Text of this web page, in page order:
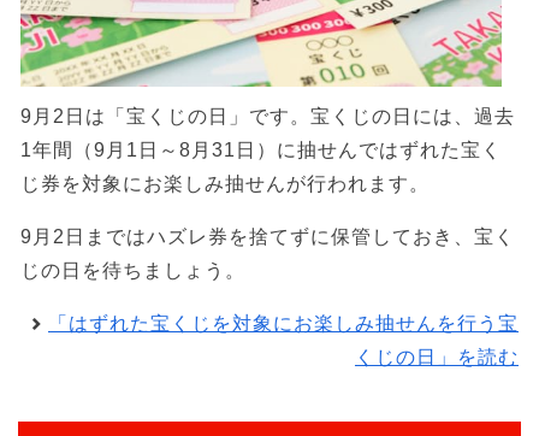
9月2日は「宝くじの日」です。宝くじの日には、過去
1年間（9月1日～8月31日）に抽せんではずれた宝く
じ券を対象にお楽しみ抽せんが行われます。
9月2日まではハズレ券を捨てずに保管しておき、宝く
じの日を待ちましょう。
「はずれた宝くじを対象にお楽しみ抽せんを行う宝
くじの日」を読む